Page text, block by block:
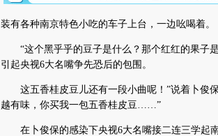
装有各种南京特色小吃的车子上台，一边吆喝着。
“这个黑乎乎的豆子是什么？那个红红的果子
引起央视6大名嘴争先恐后的包围。
这五香桂皮豆儿还有一段小曲呢！”说着卜俊
越有味，你买我一包五香桂皮豆……”
在卜俊保的感染下央视6大名嘴接二连三学起